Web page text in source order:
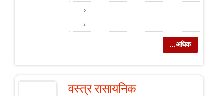
...अधिक
वस्त्र रासायनिक